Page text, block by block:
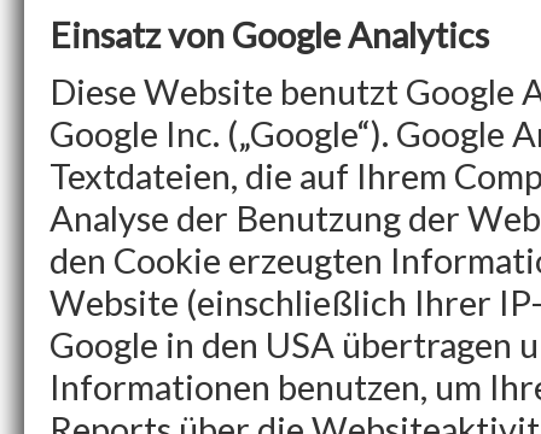
Einsatz von Google Analytics
Diese Website benutzt Google
Google Inc. („Google“). Google
Textdateien, die auf Ihrem
Analyse der Benutzung der
den Cookie erzeugten
Website (einschließlich Ihrer
Google in den USA übertragen
Informationen benutzen, um